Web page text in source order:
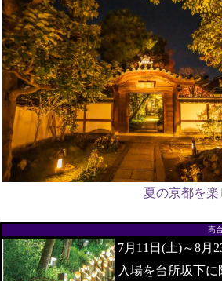
夏の京都を
高
7月11日(土)～8月
入場を台所坂下